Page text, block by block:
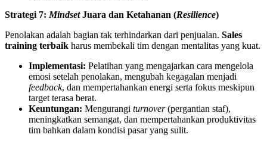
Strategi 7: MindsetJuara dan Ketahanan (Resilience)
Penolakan adalah bagian tak terhindarkan dari penjualan. Sales
training terbaik harus membekali tim dengan mentalitas yang kuat.
Implementasi: Pelatihan yang mengajarkan cara mengelola
emosi setelah penolakan, mengubah kegagalan menjadi
feedback, dan mempertahankan energi serta fokus meskipun
target terasa berat.
Keuntungan: Mengurangi turnover(pergantian staf),
meningkatkan semangat, dan mempertahankan produktivitas
tim bahkan dalam kondisi pasar yang sulit.